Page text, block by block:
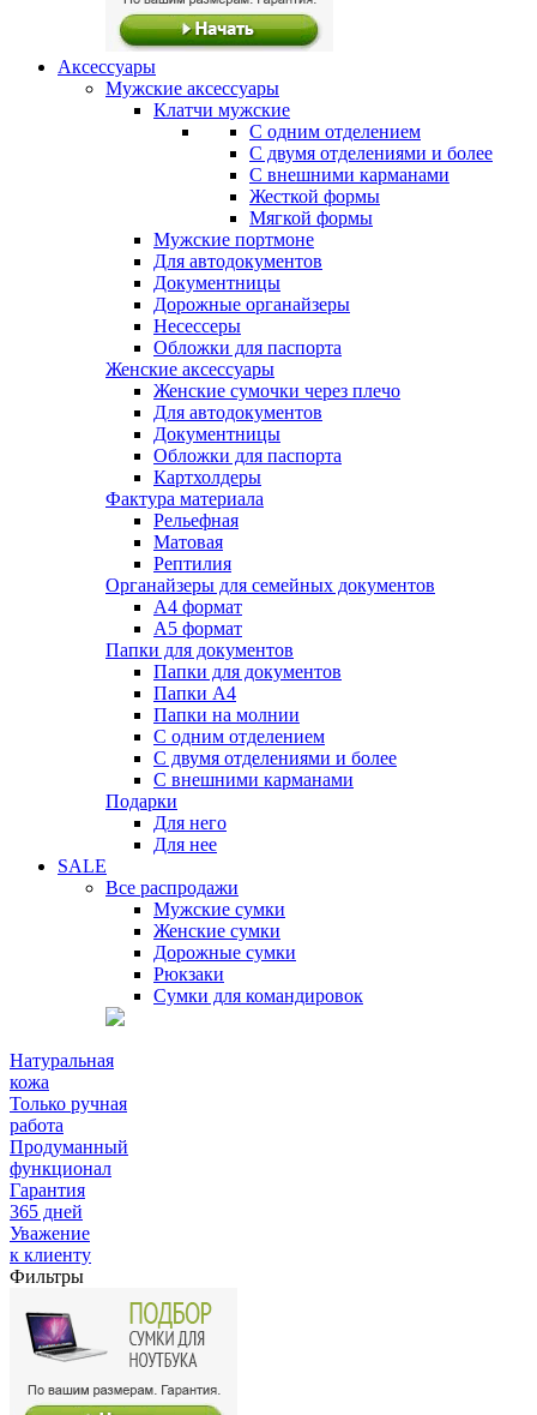
Аксессуары
Мужские аксессуары
Клатчи мужские
С одним отделением
С двумя отделениями и более
С внешними карманами
Жесткой формы
Мягкой формы
Мужские портмоне
Для автодокументов
Документницы
Дорожные органайзеры
Несессеры
Обложки для паспорта
Женские аксессуары
Женские сумочки через плечо
Для автодокументов
Документницы
Обложки для паспорта
Картхолдеры
Фактура материала
Рельефная
Матовая
Рептилия
Органайзеры для семейных документов
А4 формат
А5 формат
Папки для документов
Папки для документов
Папки А4
Папки на молнии
С одним отделением
С двумя отделениями и более
С внешними карманами
Подарки
Для него
Для нее
SALE
Все распродажи
Мужские сумки
Женские сумки
Дорожные сумки
Рюкзаки
Сумки для командировок
Натуральная
кожа
Только ручная
работа
Продуманный
функционал
Гарантия
365 дней
Уважение
к клиенту
Фильтры